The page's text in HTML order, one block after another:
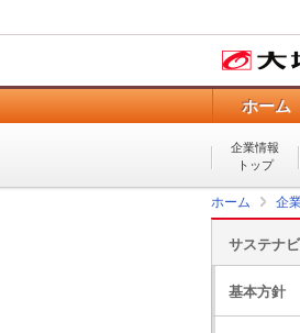
ホーム
企業情報
トップ
ホーム 企
サステナ
基本方針